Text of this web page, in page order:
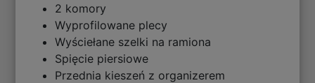
2 komory
Wyprofilowane plecy
Wyściełane szelki na ramiona
Spięcie piersiowe
Przednia kieszeń z organizerem